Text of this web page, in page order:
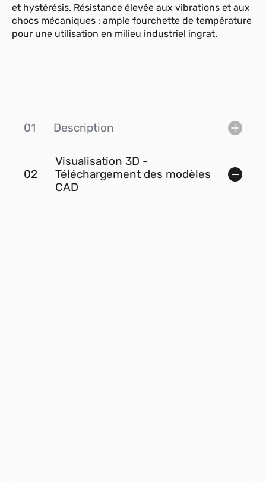
et hystérésis. Résistance élevée aux vibrations et aux
chocs mécaniques ; ample fourchette de température
pour une utilisation en milieu industriel ingrat.
01 Description
02
Visualisation 3D -
Téléchargement des modèles
CAD